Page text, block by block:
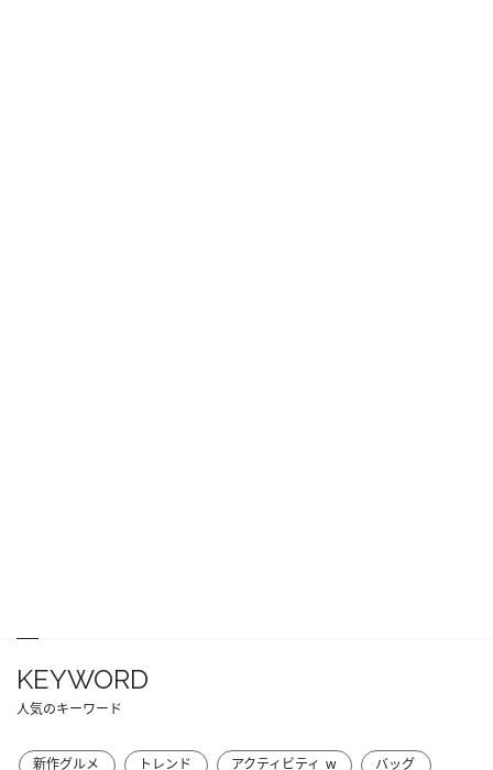
KEYWORD
人気のキーワード
新作グルメ トレンド アクティビティ_w
バッグ